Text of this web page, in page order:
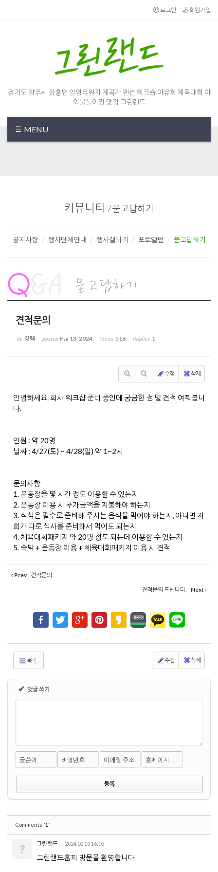
로그인 회원가입
경기도 양주시 장흥면 일영유원지 계곡가 펜션 워크숍 야유회 체육대회 야
외물놀이장 맛집 그린랜드
MENU
커뮤니티 /묻고답하기
공지사항 행사단체안내 행사갤러리 포토앨범 묻고답하기
견적문의
by 경택 posted Feb 13, 2024 Views 516 Replies 1
수정 삭제
안녕하세요. 회사 워크샵 준비 중인데 궁금한 점 및 견적 여쭤봅니
다.
인원 : 약 20명
날짜 : 4/27(토) ~ 4/28(일) 약 1~2시
문의사항
1. 운동장을 몇 시간 정도 이용할 수 있는지
2. 운동장 이용 시 추가금액을 지불해야 하는지
3. 석식은 필수로 준비해 주시는 음식을 먹어야 하는지, 아니면 저
희가 따로 식사를 준비해서 먹어도 되는지
4. 체육대회패키지 약 20명 정도 되는데 이용할 수 있는지
5. 숙박 + 운동장 이용 + 체육대회패키지 이용 시 견적
Prev 견적문의
견적문의 드립니다.
Next
목록 수정 삭제
✔ 댓글 쓰기
글쓴이 비밀번호 이메일 주소 홈페이지
Comments '1'
? 그린랜드 2024.02.13 16:03
그린랜드홈피 방문을 환영합니다